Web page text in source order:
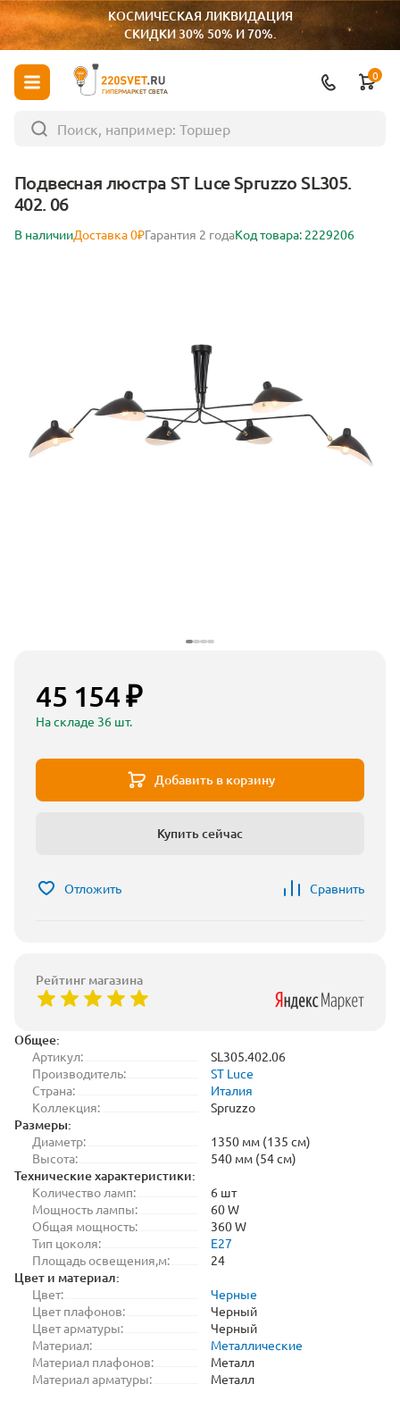
КОСМИЧЕСКАЯ ЛИКВИДАЦИЯ
СКИДКИ 30% 50% И 70%.
ГИПЕРМАРКЕТ СВЕТА
0
Подвесная люстра ST Luce Spruzzo SL305.
402. 06
В наличииДоставка 0₽Гарантия 2 годаКод товара: 2229206
Общее:
Артикул:
SL305.402.06
Производитель:
ST Luce
Страна:
Италия
Коллекция:
Spruzzo
Размеры:
Диаметр:
1350 мм (135 см)
Высота:
540 мм (54 см)
Технические характеристики:
Количество ламп:
6 шт
Мощность лампы:
60 W
Общая мощность:
360 W
Тип цоколя:
E27
Площадь освещения,м:
24
Цвет и материал:
Цвет:
Черные
Цвет плафонов:
Черный
Цвет арматуры:
Черный
Материал:
Металлические
Материал плафонов:
Металл
Материал арматуры:
Металл
45 154 ₽
На складе 36 шт.
Добавить в корзину
Купить сейчас
Отложить Сравнить
Рейтинг магазина